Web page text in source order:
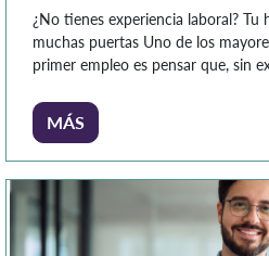
¿No tienes experiencia laboral?
muchas puertas Uno de los
primer empleo es pensar que, sin
una hoja de vida no solo refleja los
sino también tu formación,
MÁS